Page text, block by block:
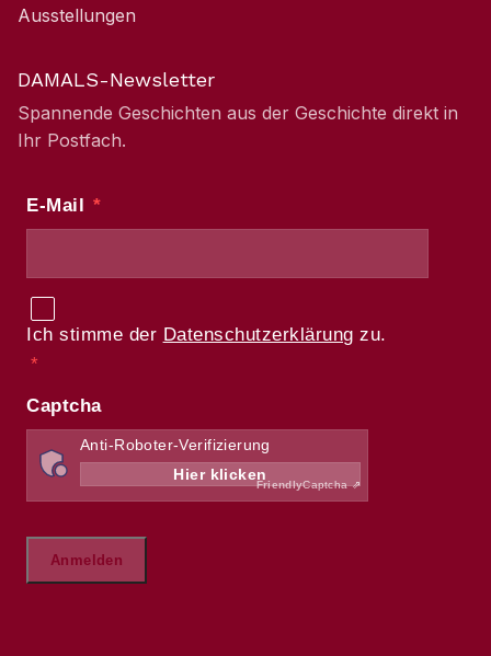
Ausstellungen
DAMALS-Newsletter
Spannende Geschichten aus der Geschichte direkt in
Ihr Postfach.